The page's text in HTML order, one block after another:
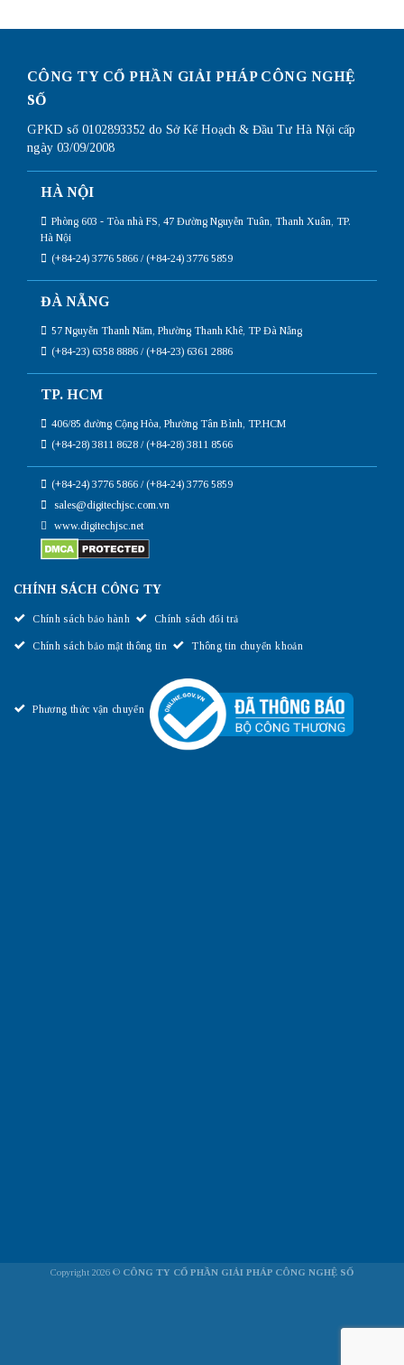
CÔNG TY CỔ PHẦN GIẢI PHÁP CÔNG NGHỆ
SỐ
GPKD số 0102893352 do Sở Kế Hoạch & Đầu Tư Hà Nội cấp
ngày 03/09/2008
HÀ NỘI
Phòng 603 - Tòa nhà FS, 47 Đường Nguyễn Tuân, Thanh Xuân, TP.
Hà Nội
(+84-24) 3776 5866 / (+84-24) 3776 5859
ĐÀ NẴNG
57 Nguyễn Thanh Năm, Phường Thanh Khê, TP Đà Nẵng
(+84-23) 6358 8886 / (+84-23) 6361 2886
TP. HCM
406/85 đường Cộng Hòa, Phường Tân Bình, TP.HCM
(+84-28) 3811 8628 / (+84-28) 3811 8566
(+84-24) 3776 5866 / (+84-24) 3776 5859
sales@digitechjsc.com.vn
www.digitechjsc.net
CHÍNH SÁCH CÔNG TY
Chính sách bảo hành Chính sách đổi trả
Chính sách bảo mật thông tin Thông tin chuyển khoản
Phương thức vận chuyển
Copyright 2026 © CÔNG TY CỔ PHẦN GIẢI PHÁP CÔNG NGHỆ SỐ